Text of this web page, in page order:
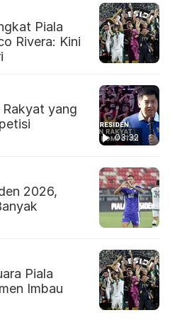
Piala
Rivera: Kini
03:32
Rakyat yang
2026,
Piala
Imbau